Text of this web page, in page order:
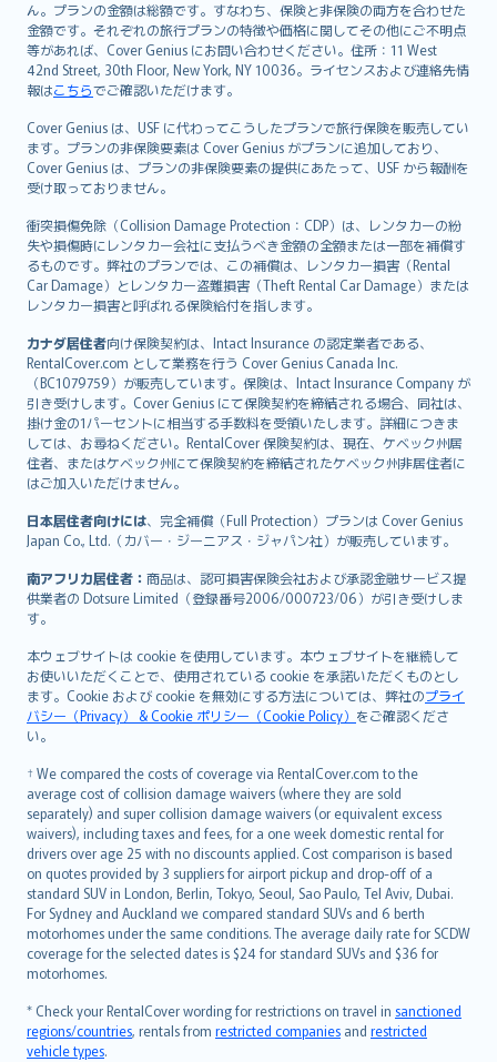
ん。プランの金額は総額です。すなわち、保険と非保険の両方を合わせた
金額です。それぞれの旅行プランの特徴や価格に関してその他にご不明点
等があれば、Cover Genius にお問い合わせください。住所：11 West
42nd Street, 30th Floor, New York, NY 10036。ライセンスおよび連絡先情
報はこちらでご確認いただけます。
Cover Genius は、USF に代わってこうしたプランで旅行保険を販売してい
ます。プランの非保険要素は Cover Genius がプランに追加しており、
Cover Genius は、プランの非保険要素の提供にあたって、USF から報酬を
受け取っておりません。
衝突損傷免除（Collision Damage Protection：CDP）は、レンタカーの紛
失や損傷時にレンタカー会社に支払うべき金額の全額または一部を補償す
るものです。弊社のプランでは、この補償は、レンタカー損害（Rental
Car Damage）とレンタカー盗難損害（Theft Rental Car Damage）または
レンタカー損害と呼ばれる保険給付を指します。
カナダ居住者向け保険契約は、Intact Insurance の認定業者である、
RentalCover.com として業務を行う Cover Genius Canada Inc.
（BC1079759）が販売しています。保険は、Intact Insurance Company が
引き受けします。Cover Genius にて保険契約を締結される場合、同社は、
掛け金の1パーセントに相当する手数料を受領いたします。詳細につきま
しては、お尋ねください。RentalCover 保険契約は、現在、ケベック州居
住者、またはケベック州にて保険契約を締結されたケベック州非居住者に
はご加入いただけません。
日本居住者向けには、完全補償（Full Protection）プランは Cover Genius
Japan Co., Ltd.（カバー・ジーニアス・ジャパン社）が販売しています。
南アフリカ居住者： 商品は、認可損害保険会社および承認金融サービス提
供業者の Dotsure Limited（登録番号2006/000723/06）が引き受けしま
す。
本ウェブサイトは cookie を使用しています。本ウェブサイトを継続して
お使いいただくことで、使用されている cookie を承諾いただくものとし
ます。Cookie および cookie を無効にする方法については、弊社のプライ
バシー（Privacy） & Cookie ポリシー（Cookie Policy） をご確認くださ
い。
† We compared the costs of coverage via RentalCover.com to the
average cost of collision damage waivers (where they are sold
separately) and super collision damage waivers (or equivalent excess
waivers), including taxes and fees, for a one week domestic rental for
drivers over age 25 with no discounts applied. Cost comparison is based
on quotes provided by 3 suppliers for airport pickup and drop-off of a
standard SUV in London, Berlin, Tokyo, Seoul, Sao Paulo, Tel Aviv, Dubai.
For Sydney and Auckland we compared standard SUVs and 6 berth
motorhomes under the same conditions. The average daily rate for SCDW
coverage for the selected dates is $24 for standard SUVs and $36 for
motorhomes.
* Check your RentalCover wording for restrictions on travel in sanctioned
regions/countries, rentals from restricted companies and restricted
vehicle types.